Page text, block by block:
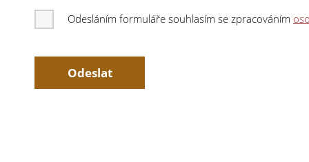
Odesláním formuláře souhlasím se zpracováním